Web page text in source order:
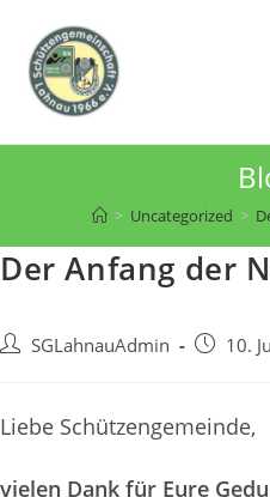
Inhalt
springen
> Uncategorized >
Der Anfang der
Beitrags-
SGLahnauAdmin
Beitrag
10.
Liebe Schützengemeinde,
vielen Dank für Eure